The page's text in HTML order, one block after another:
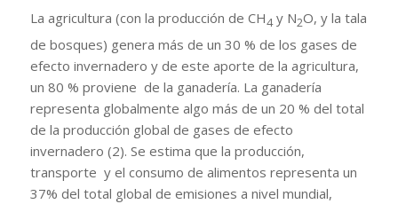
La agricultura (con la producción de CH4 y N2O, y la tala
de bosques) genera más de un 30 % de los gases de
efecto invernadero y de este aporte de la agricultura,
un 80 % proviene de la ganadería. La ganadería
representa globalmente algo más de un 20 % del total
de la producción global de gases de efecto
invernadero (2). Se estima que la producción,
transporte y el consumo de alimentos representa un
37% del total global de emisiones a nivel mundial,